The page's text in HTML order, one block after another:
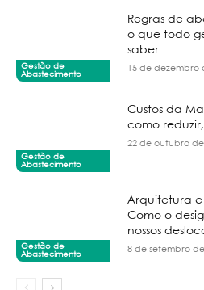
Gestão de
Abastecimento
Regras de
o que todo
saber
15 de dezembro
Gestão de
Abastecimento
Custos da
como
22 de outubro de
Gestão de
Abastecimento
Arquitetura
Como o
nossos
8 de setembro de